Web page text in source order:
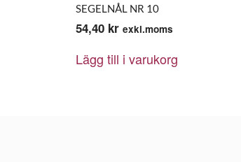
SEGELNÅL NR 10
54,40 kr exkl.moms
Lägg till i varukorg